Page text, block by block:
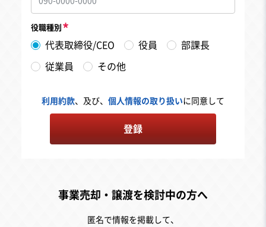
役職種別
代表取締役/CEO 役員 部課長
従業員 その他
利用約款、及び、 個人情報の取り扱いに同意して
登録
事業売却・譲渡を検討中の方へ
匿名で情報を掲載して、